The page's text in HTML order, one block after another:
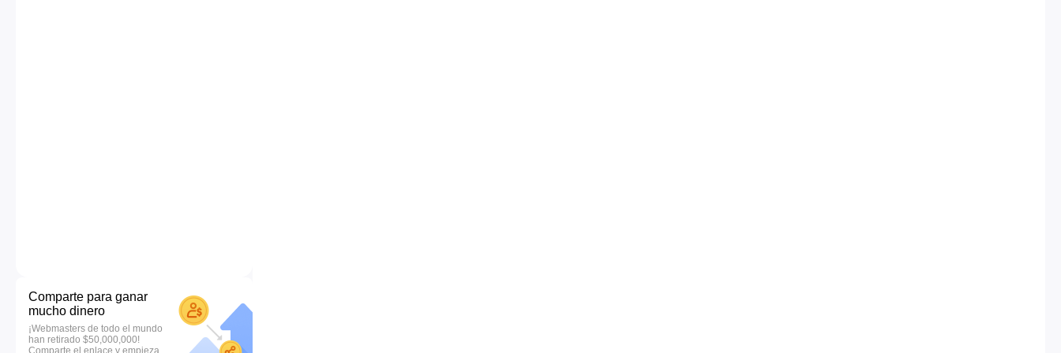
Comparte para ganar
mucho dinero
¡Webmasters de todo el mundo
han retirado $50,000,000!
Comparte el enlace y empieza